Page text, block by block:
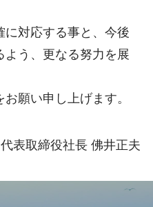
に対応する事と、今後
よう、更なる努力を展
願い申し上げます。
代表取締役社長 佛井正夫